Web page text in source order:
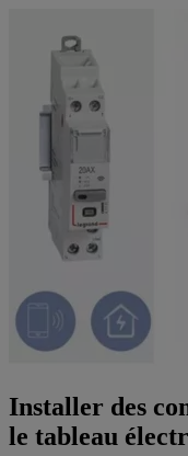
Installer des
le tableau